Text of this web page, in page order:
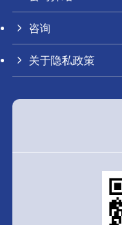
咨询
关于隐私政策